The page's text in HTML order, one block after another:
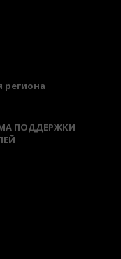
региона
ПОДДЕРЖКИ